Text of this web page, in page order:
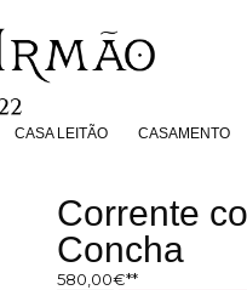
CASA LEITÃO CASAMENTO
CASA LEITÃO
Corrente
Concha
580,00€